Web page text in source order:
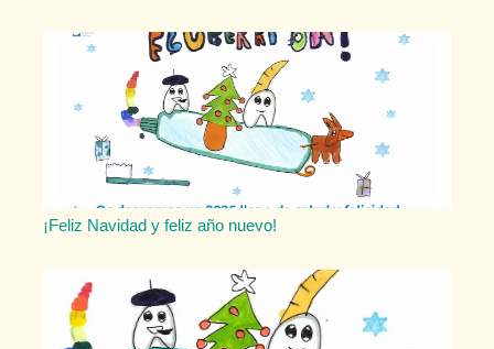
¡Feliz Navidad y feliz año nuevo!